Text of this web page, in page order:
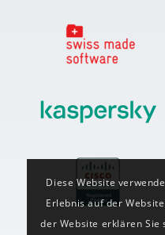
Diese Website
Erlebnis auf der
der Website erklären Sie